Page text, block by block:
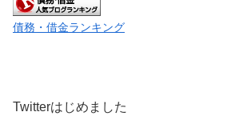
債務・借金ランキング
Twitterはじめました